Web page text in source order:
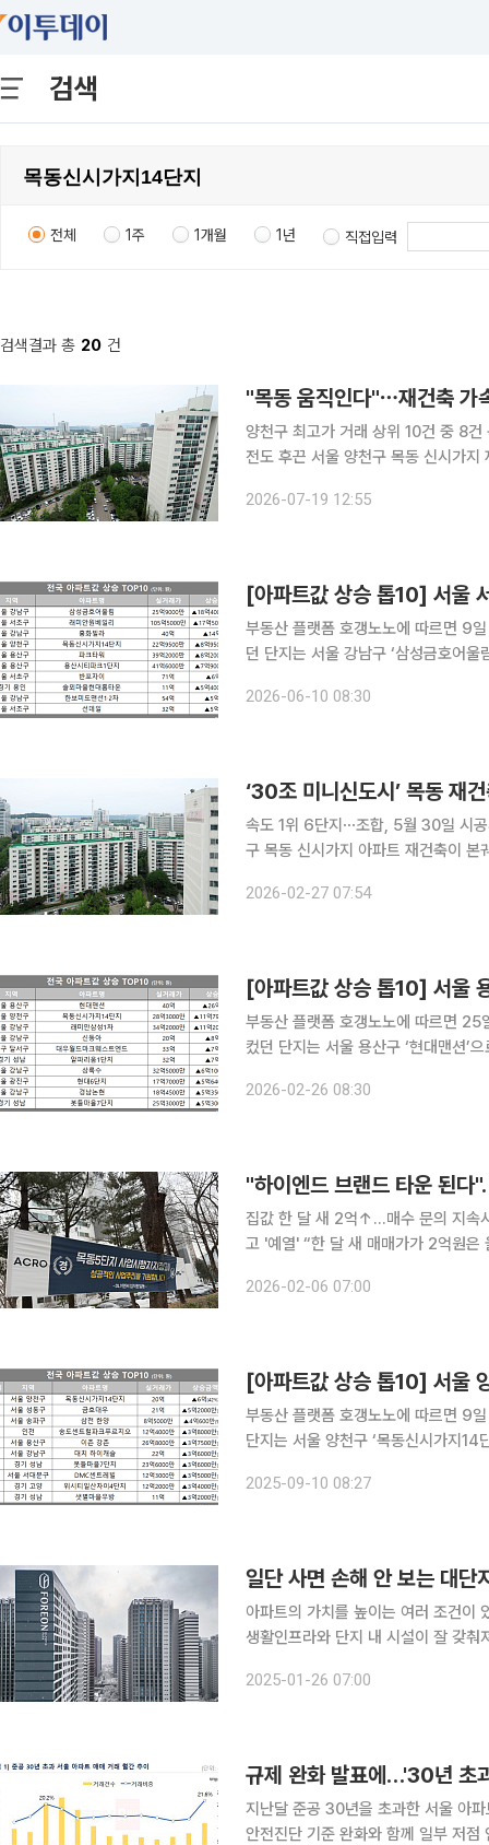
검색
전체 1주 1개월 1년 직접입력
검색결과 총 20 건
"목동 움직인다"⋯재건축 가
양천구 최고가 거래 상위 10건 중 8
전도 후끈 서울 양천구 목동 신시가지 재건축이 통합심의와 시공사 선정 등 핵심 절차에 잇달아 들
2026-07-19 12:55
[아파트값 상승 톱10] 서울
부동산 플랫폼 호갱노노에 따르면 9
던 단지는 서울 강남구 ‘삼성금호어
만원에 실거래되며 17억5000만원
2026-06-10 08:30
‘30조 미니신도시’ 목동 재
속도 1위 6단지⋯조합, 5월 30일 시공사 선정 총회 계획 서울 서
구 목동 신시가지 아파트 재건축이
업계에 따르면 지난해 12월 목동
2026-02-27 07:54
[아파트값 상승 톱10] 서울
부동산 플랫폼 호갱노노에 따르면 25
컸던 단지는 서울 용산구 ‘현대맨션’
되며 11억7900만원(71%) 올랐다. 3
2026-02-26 08:30
"하이엔드 브랜드 타운 된
집값 한 달 새 2억↑…매수 문의 지속
고 '예열' “한 달 새 매매가가 2억원은 올랐어요. 지난해 10‧15 대책 이후 실거주 의무가 생기면서 문
서울 양천구 목동 신시가지 일대 아파
2026-02-06 07:00
[아파트값 상승 톱10] 서울
부동산 플랫폼 호갱노노에 따르면 9
단지는 서울 양천구 ‘목동신시가지
2000만 원(32%) 상승했다. 3위는 송
2025-09-10 08:27
일단 사면 손해 안 보는 대
아파트의 가치를 높이는 여러 조건이
생활인프라와 단지 내 시설이 잘 갖
부동산빅데이터 플랫폼 아실에 따르
2025-01-26 07:00
규제 완화 발표에…'30년 초
지난달 준공 30년을 초과한 서울 아
안전진단 기준 완화와 함께 일부 저점 인